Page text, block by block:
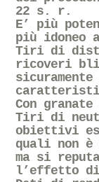
22 s. r.
E’ più
più idoneo
Tiri di
ricoveri
Con
Tiri di
obiettivi
quali non è
ma si
l’effetto di